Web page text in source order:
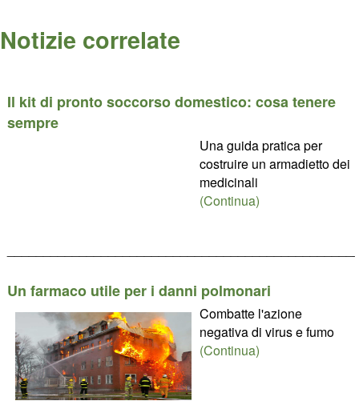
Notizie correlate
Il kit di pronto soccorso domestico: cosa tenere
sempre
Una guida pratica per
costruire un armadietto dei
medicinali
(Continua)
Un farmaco utile per i danni polmonari
Combatte l'azione
negativa di virus e fumo
(Continua)